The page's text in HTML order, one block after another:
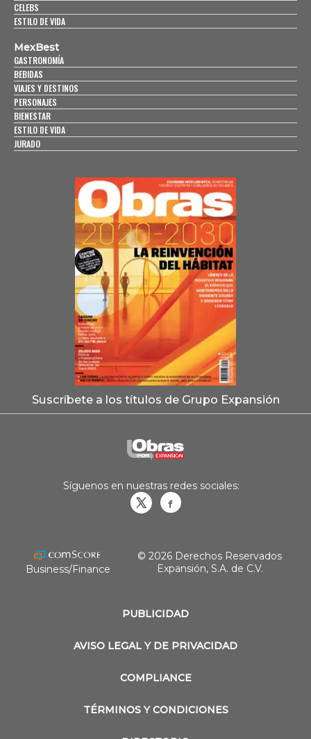
CELEBS
ESTILO DE VIDA
MexBest
GASTRONOMÍA
BEBIDAS
VIAJES Y DESTINOS
PERSONAJES
BIENESTAR
ESTILO DE VIDA
JURADO
Suscríbete a los títulos de Grupo Expansión
PUBLICIDAD
AVISO LEGAL Y DE PRIVACIDAD
COMPLIANCE
TÉRMINOS Y CONDICIONES
Síguenos en nuestras redes sociales:
Business/Finance
© 2026 Derechos Reservados
Expansión, S.A. de C.V.